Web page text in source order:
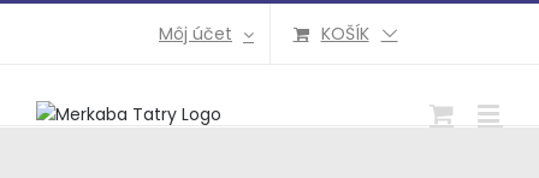
Môj účet KOŠÍK